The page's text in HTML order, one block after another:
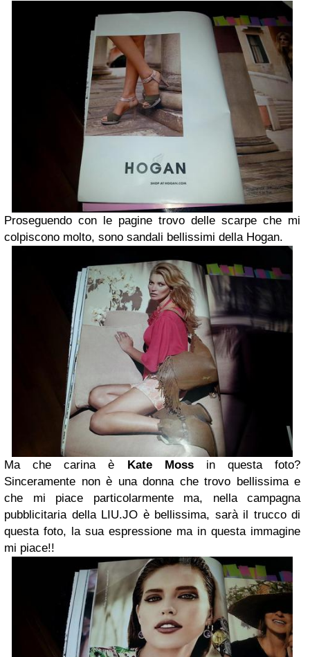
Proseguendo con le pagine trovo delle scarpe che mi
colpiscono molto, sono sandali bellissimi della Hogan.
Ma che carina è Kate Mossin questa foto?
Sinceramente non è una donna che trovo bellissima e
che mi piace particolarmente ma, nella campagna
pubblicitaria della LIU.JO è bellissima, sarà il trucco di
questa foto, la sua espressione ma in questa immagine
mi piace!!